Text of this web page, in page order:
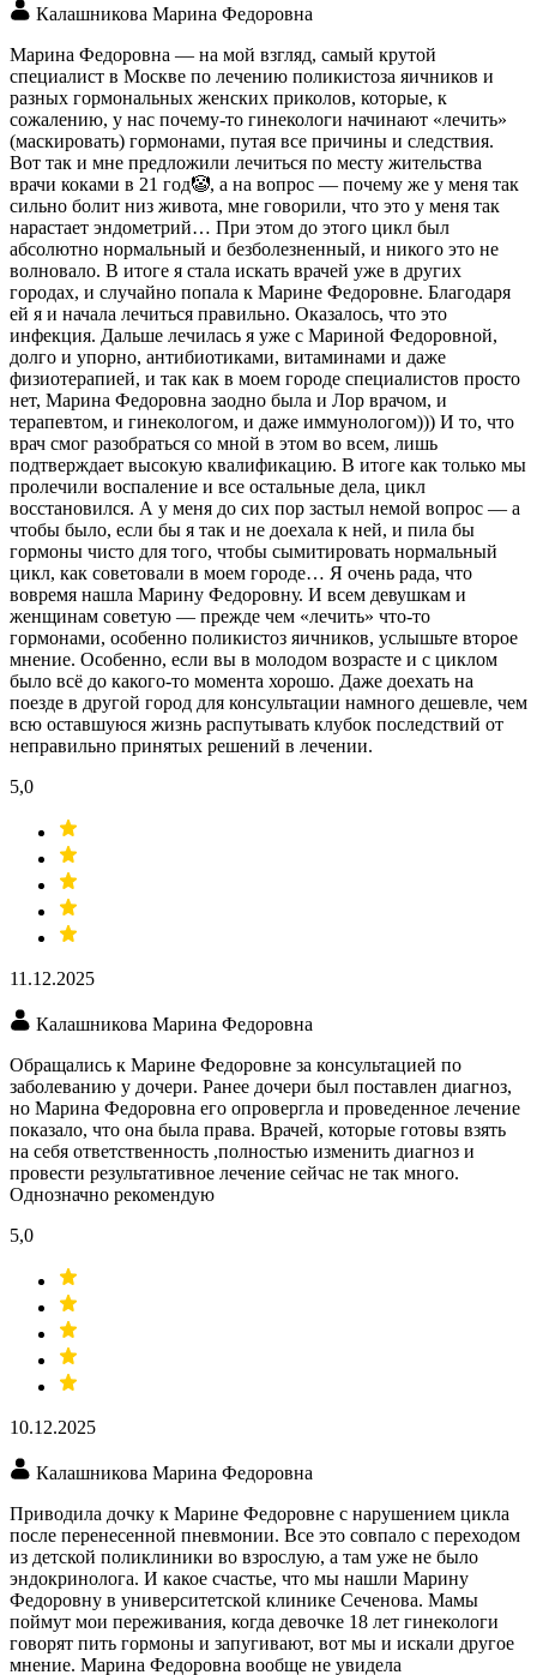
Калашникова Марина Федоровна
Марина Федоровна — на мой взгляд, самый крутой
специалист в Москве по лечению поликистоза яичников и
разных гормональных женских приколов, которые, к
сожалению, у нас почему-то гинекологи начинают «лечить»
(маскировать) гормонами, путая все причины и следствия.
Вот так и мне предложили лечиться по месту жительства
врачи коками в 21 год🤡, а на вопрос — почему же у меня так
сильно болит низ живота, мне говорили, что это у меня так
нарастает эндометрий… При этом до этого цикл был
абсолютно нормальный и безболезненный, и никого это не
волновало. В итоге я стала искать врачей уже в других
городах, и случайно попала к Марине Федоровне. Благодаря
ей я и начала лечиться правильно. Оказалось, что это
инфекция. Дальше лечилась я уже с Мариной Федоровной,
долго и упорно, антибиотиками, витаминами и даже
физиотерапией, и так как в моем городе специалистов просто
нет, Марина Федоровна заодно была и Лор врачом, и
терапевтом, и гинекологом, и даже иммунологом))) И то, что
врач смог разобраться со мной в этом во всем, лишь
подтверждает высокую квалификацию. В итоге как только мы
пролечили воспаление и все остальные дела, цикл
восстановился. А у меня до сих пор застыл немой вопрос — а
чтобы было, если бы я так и не доехала к ней, и пила бы
гормоны чисто для того, чтобы сымитировать нормальный
цикл, как советовали в моем городе… Я очень рада, что
вовремя нашла Марину Федоровну. И всем девушкам и
женщинам советую — прежде чем «лечить» что-то
гормонами, особенно поликистоз яичников, услышьте второе
мнение. Особенно, если вы в молодом возрасте и с циклом
было всё до какого-то момента хорошо. Даже доехать на
поезде в другой город для консультации намного дешевле, чем
всю оставшуюся жизнь распутывать клубок последствий от
неправильно принятых решений в лечении.
5,0
11.12.2025
Калашникова Марина Федоровна
Обращались к Марине Федоровне за консультацией по
заболеванию у дочери. Ранее дочери был поставлен диагноз,
но Марина Федоровна его опровергла и проведенное лечение
показало, что она была права. Врачей, которые готовы взять
на себя ответственность ,полностью изменить диагноз и
провести результативное лечение сейчас не так много.
Однозначно рекомендую
5,0
10.12.2025
Калашникова Марина Федоровна
Приводила дочку к Марине Федоровне с нарушением цикла
после перенесенной пневмонии. Все это совпало с переходом
из детской поликлиники во взрослую, а там уже не было
эндокринолога. И какое счастье, что мы нашли Марину
Федоровну в университетской клинике Сеченова. Мамы
поймут мои переживания, когда девочке 18 лет гинекологи
говорят пить гормоны и запугивают, вот мы и искали другое
мнение. Марина Федоровна вообще не увидела